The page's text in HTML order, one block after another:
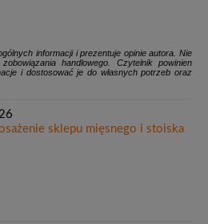
informacji i prezentuje opinie autora. Nie
handlowego. Czytelnik powinien
i dostosować je do własnych potrzeb oraz
sklepu mięsnego i stoiska